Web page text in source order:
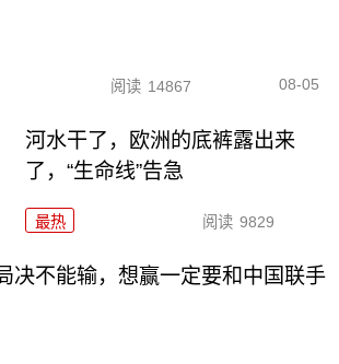
阅读 14867 08-05
河水干了，欧洲的底裤露出来
了，“生命线”告急
最热 阅读 9829
决不能输，想赢一定要和中国联手